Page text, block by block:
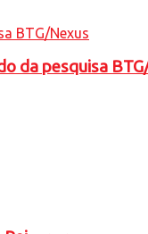
da pesquisa